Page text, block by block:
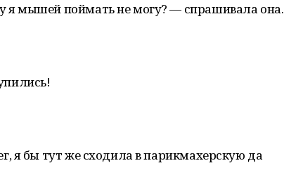
я мышей поймать не могу? — спрашивала она.
я бы тут же сходила в парикмахерскую да